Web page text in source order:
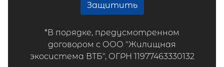
Защитить
*В порядке, предусмотренном
договором с ООО "Жилищная
экосистема ВТБ", ОГРН 11977463330132